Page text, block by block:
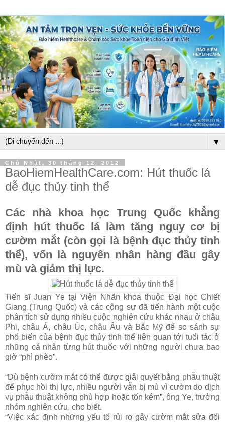
▼
Chủ Nhật, 30 tháng 12, 2012
BaoHiemHealthCare.com: Hút thuốc lá
dễ đục thủy tinh thể
Các nhà khoa học Trung Quốc khẳng
định hút thuốc lá làm tăng nguy cơ bị
cườm mắt (còn gọi là bệnh đục thủy tinh
thể), vốn là nguyên nhân hàng đầu gây
mù và giảm thị lực.
Tiến sĩ Juan Ye tại Viện Nhãn khoa thuộc Đại học Chiết
Giang (Trung Quốc) và các cộng sự đã tiến hành một cuộc
phân tích sử dụng nhiều cuộc nghiên cứu khác nhau ở châu
Phi, châu Á, châu Úc, châu Âu và Bắc Mỹ để so sánh sự
phổ biến của bệnh đục thủy tinh thể liên quan tới tuổi tác ở
những cá nhân từng hút thuốc với những người chưa bao
giờ “phì phèo”.
“Dù bệnh cườm mắt có thể được giải quyết bằng phẫu thuật
để phục hồi thị lực, nhiều người vẫn bị mù vì cườm do dịch
vụ phẫu thuật không phù hợp hoặc tốn kém”, ông Ye, trưởng
nhóm nghiên cứu, cho biết.
“Việc xác định những yếu tố rủi ro gây cườm mắt sửa đổi